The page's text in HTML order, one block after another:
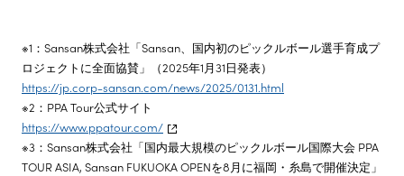
※1：Sansan株式会社「Sansan、国内初のピックルボール選手育成プ
ロジェクトに全面協賛」（2025年1月31日発表）
https://jp.corp-sansan.com/news/2025/0131.html
※2：PPA Tour公式サイト
https://www.ppatour.com/
※3：Sansan株式会社「国内最大規模のピックルボール国際大会 PPA
TOUR ASIA, Sansan FUKUOKA OPENを8月に福岡・糸島で開催決定」